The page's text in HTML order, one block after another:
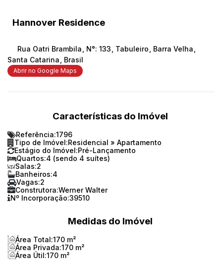
Hannover Residence
Rua Oatri Brambila N°: 133 Tabuleiro Barra Velha
Santa Catarina
Brasil
Abrir no Google Maps
Características do Imóvel
Referência:1796
Tipo de Imóvel:Residencial » Apartamento
Estágio do Imóvel:Pré-Lançamento
Quartos:4 (sendo 4 suítes)
Salas:2
Banheiros:4
Vagas:2
Construtora:Werner Walter
Nº Incorporação:39510
Medidas do Imóvel
Área Total:170 m²
Área Privada:170 m²
Área Útil:170 m²